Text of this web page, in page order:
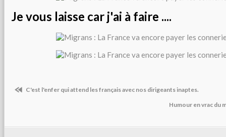
Je vous laisse car j'ai à faire ....
C'est l'enfer qui attend les français avec nos dirigeants inaptes.
Humour en vrac du